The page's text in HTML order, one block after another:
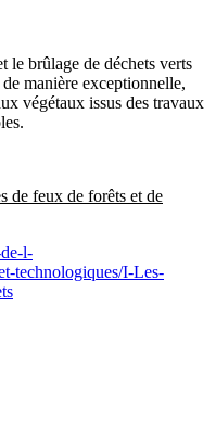
le brûlage de déchets verts
manière exceptionnelle,
végétaux issus des travaux
de feux de forêts et de
l-
technologiques/I-Les-